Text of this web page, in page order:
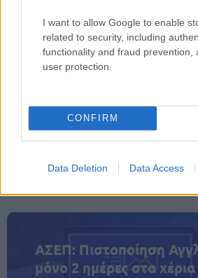
I want to allow Google to enable
related to security, including
functionality and fraud prevention,
user protection.
CONFIRM
Data Deletion Data Access
ΑΣΕΠ: Πιστοποίηση
μόνο 2 ημέρες στα